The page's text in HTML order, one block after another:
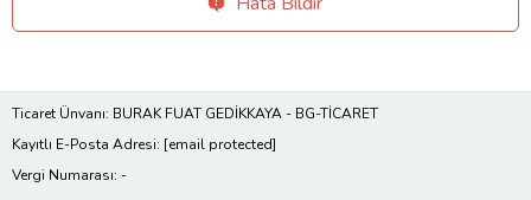
Ticaret Ünvanı: BURAK FUAT GEDİKKAYA - BG-TİCARET
Kayıtlı E-Posta Adresi: [email protected]
Vergi Numarası: -